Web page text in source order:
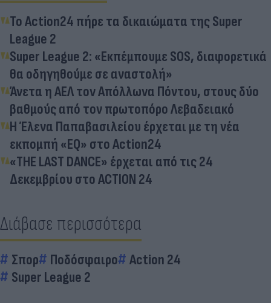
Το Action24 πήρε τα δικαιώματα της Super
League 2
Super League 2: «Εκπέμπουμε SOS, διαφορετικά
θα οδηγηθούμε σε αναστολή»
Άνετα η ΑΕΛ τον Απόλλωνα Πόντου, στους δύο
βαθμούς από τον πρωτοπόρο Λεβαδειακό
Η Έλενα Παπαβασιλείου έρχεται με τη νέα
εκπομπή «EQ» στο Action24
«ΤΗΕ LAST DANCE» έρχεται από τις 24
Δεκεμβρίου στο ACTION 24
Διάβασε περισσότερα
Σπορ Ποδόσφαιρο
Action 24
Super League 2